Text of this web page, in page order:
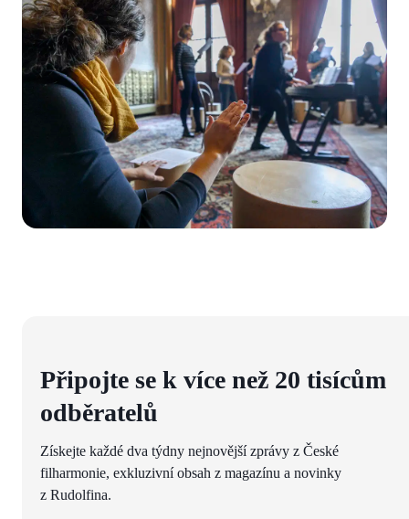
Připojte se k více než 20 tisícům
odběratelů
Získejte každé dva týdny nejnovější zprávy z České
filharmonie, exkluzivní obsah z magazínu a novinky
z Rudolfina.